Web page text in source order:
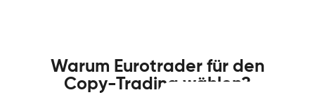
Warum Eurotrader für den
Copy-Trading wählen?